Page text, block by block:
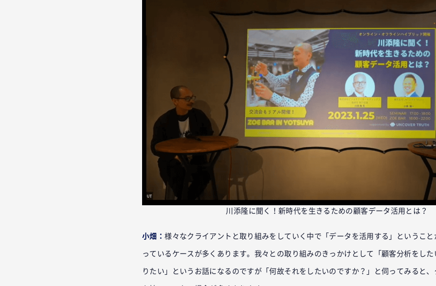
川添隆に聞く！新時代を生きるための顧客データ活用とは？
小畑：様々なクライアントと取り組みをしていく中で「データを活用する」というこ
っているケースが多くあります。我々との取り組みのきっかけとして「顧客分析をし
りたい」というお話になるのですが「何故それをしたいのですか？」と伺ってみると